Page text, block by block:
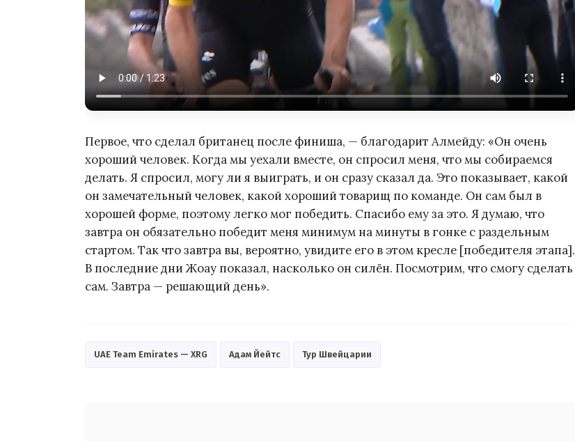
Первое, что сделал британец после финиша, — благодарит Алмейду: «Он очень
хороший человек. Когда мы уехали вместе, он спросил меня, что мы собираемся
делать. Я спросил, могу ли я выиграть, и он сразу сказал да. Это показывает, какой
он замечательный человек, какой хороший товарищ по команде. Он сам был в
хорошей форме, поэтому легко мог победить. Спасибо ему за это. Я думаю, что
завтра он обязательно победит меня минимум на минуты в гонке с раздельным
стартом. Так что завтра вы, вероятно, увидите его в этом кресле [победителя этапа].
В последние дни Жоау показал, насколько он силён. Посмотрим, что смогу сделать
сам. Завтра — решающий день».
UAE Team Emirates — XRG Адам Йейтс Тур Швейцарии